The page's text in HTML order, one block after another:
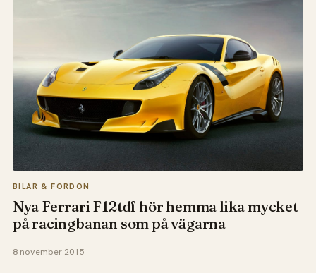
BILAR & FORDON
Nya Ferrari F12tdf hör hemma lika mycket
på racingbanan som på vägarna
8 november 2015